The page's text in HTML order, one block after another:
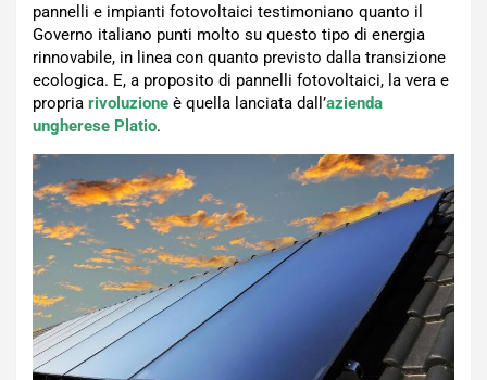
pannelli e impianti fotovoltaici testimoniano quanto il
Governo italiano punti molto su questo tipo di energia
rinnovabile, in linea con quanto previsto dalla transizione
ecologica. E, a proposito di pannelli fotovoltaici, la vera e
propria rivoluzione è quella lanciata dall’azienda
ungherese Platio.